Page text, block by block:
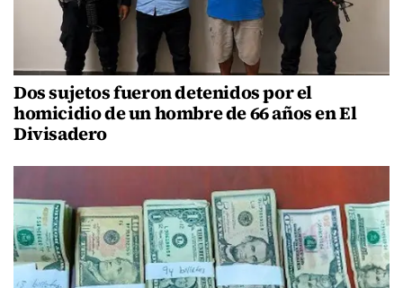
Dos sujetos fueron detenidos por el
homicidio de un hombre de 66 años en El
Divisadero